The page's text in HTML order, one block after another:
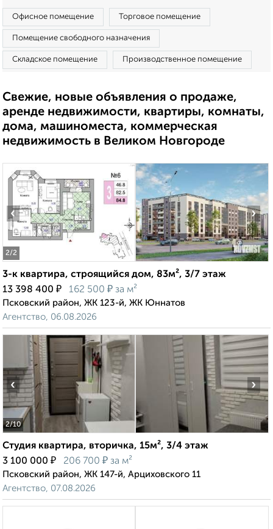
Офисное помещение Торговое помещение
Помещение свободного назначения
Складское помещение Производственное помещение
Свежие, новые объявления о продаже,
аренде недвижимости, квартиры, комнаты,
дома, машиноместа, коммерческая
недвижимость в Великом Новгороде
2/2
‹ ›
3-к квартира, строящийся дом, 83м², 3/7 этаж
13 398 400 ₽ 162 500 ₽ за м²
Псковский район, ЖК 123-й, ЖК Юннатов
Агентство, 06.08.2026
2/10
‹ ›
Студия квартира, вторичка, 15м², 3/4 этаж
3 100 000 ₽ 206 700 ₽ за м²
Псковский район, ЖК 147-й, Арциховского 11
Агентство, 07.08.2026